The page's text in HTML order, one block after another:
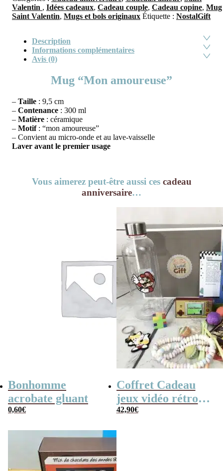
Valentin , Idées cadeaux, Cadeau couple, Cadeau copine, Mug
Saint Valentin, Mugs et bols originaux Étiquette : NostalGift
Description
Informations complémentaires
Avis (0)
Mug “Mon amoureuse”
– Taille : 9,5 cm
– Contenance : 300 ml
– Matière : céramique
– Motif: “mon amoureuse”
– Convient au micro-onde et au lave-vaisselle
Laver avant le premier usage
Vous aimerez peut-être aussi ces cadeau
anniversaire…
Bonhomme
acrobate gluant
0,60€
Coffret Cadeau
jeux vidéo rétro
(avec sa console de
42,90€